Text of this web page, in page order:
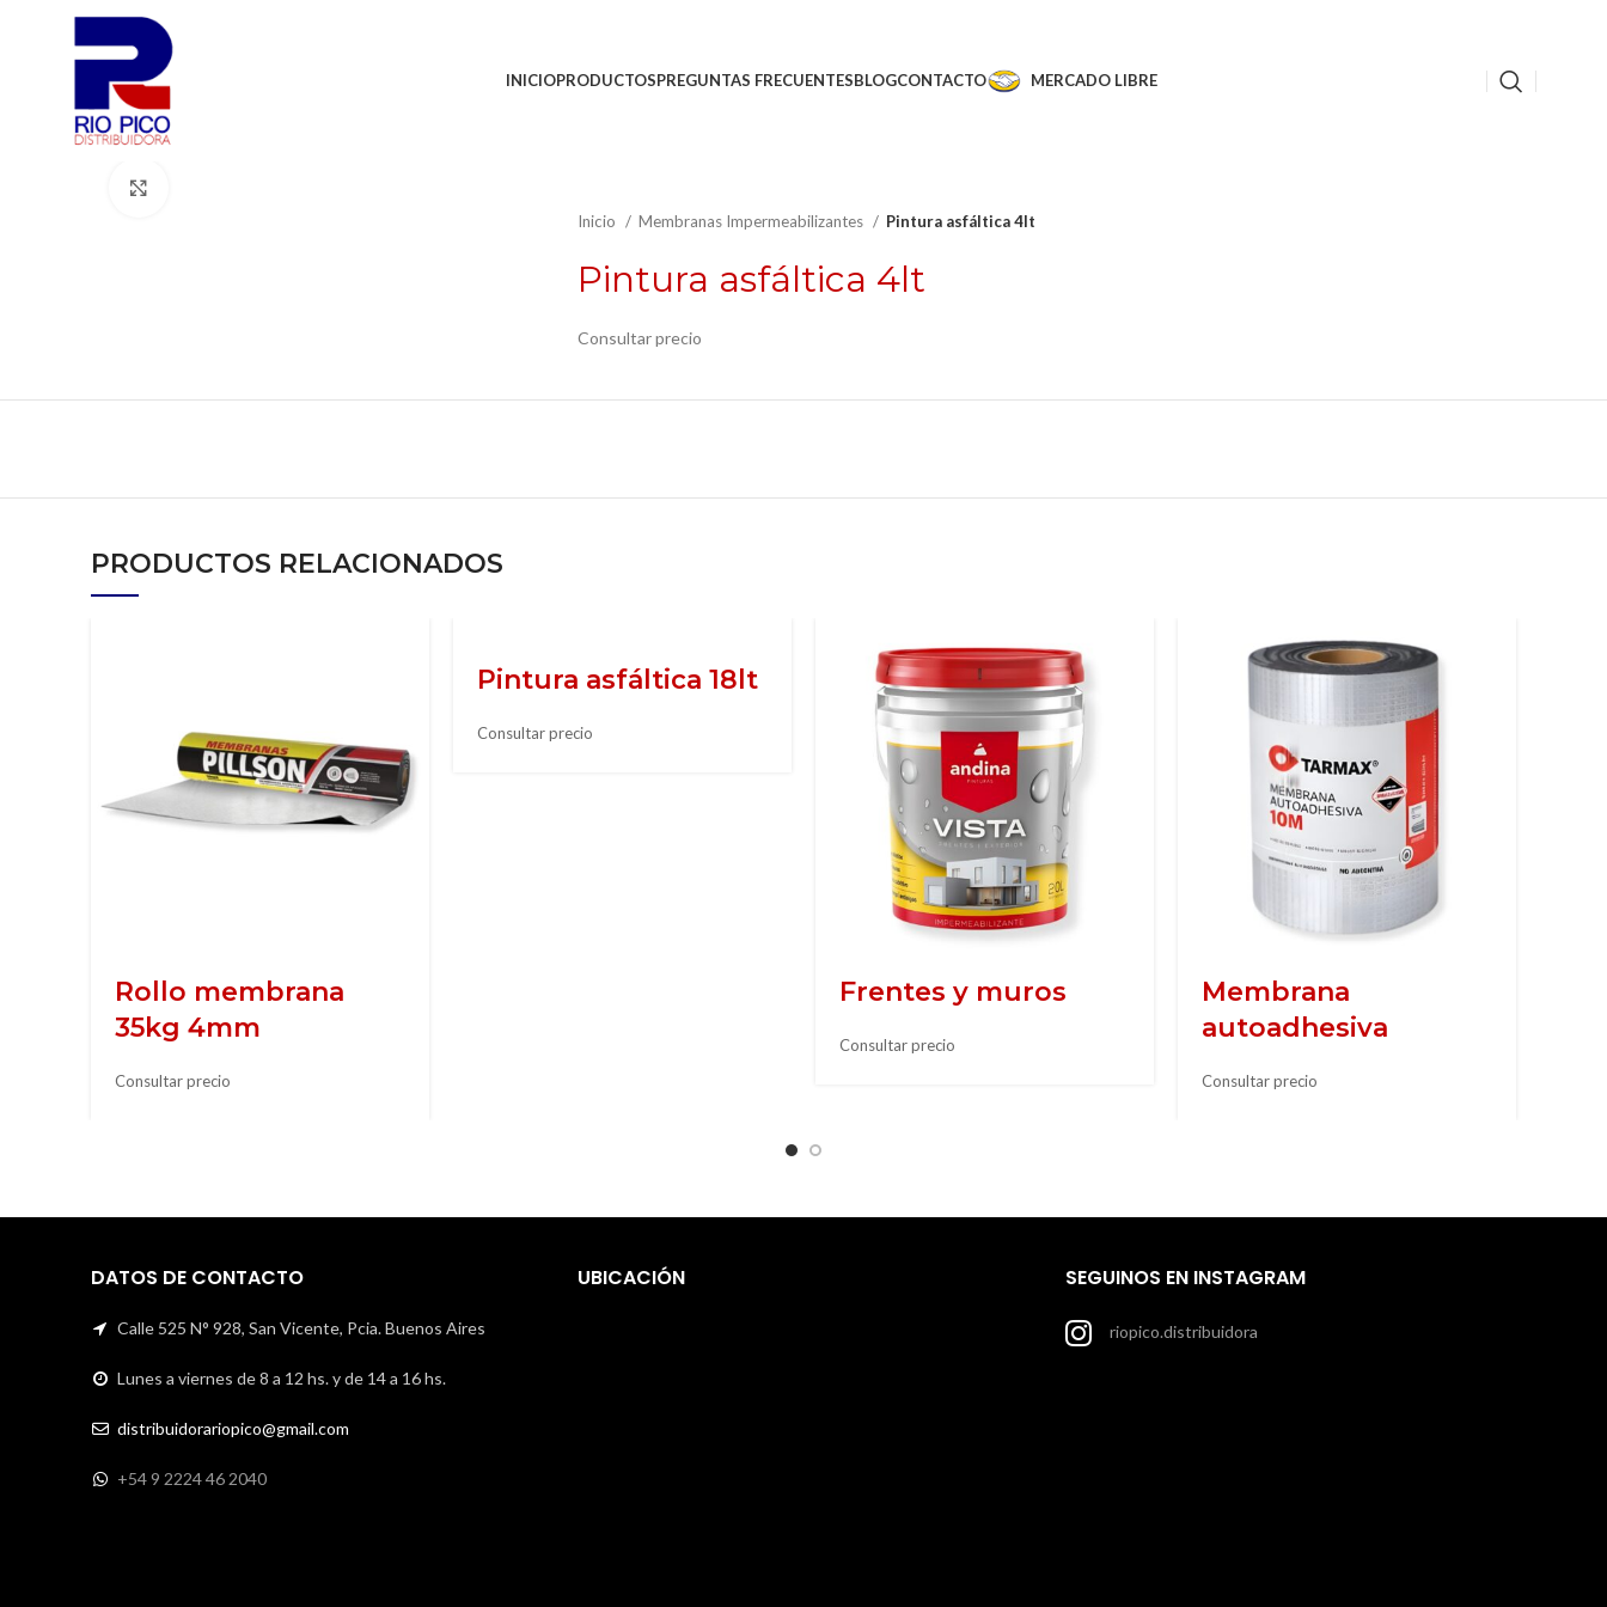
INICIOPRODUCTOSPREGUNTAS FRECUENTESBLOGCONTACTO MERCADO LIBRE
Inicio
Membranas Impermeabilizantes Pintura asfáltica 4lt
Pintura asfáltica 4lt
Consultar precio
PRODUCTOS RELACIONADOS
Rollo membrana
35kg 4mm
Consultar precio
Pintura asfáltica 18lt
Consultar precio
Frentes y muros
Consultar precio
Membrana
autoadhesiva
Consultar precio
DATOS DE CONTACTO
Calle 525 N° 928, San Vicente, Pcia. Buenos Aires
Lunes a viernes de 8 a 12 hs. y de 14 a 16 hs.
distribuidorariopico@gmail.com
+54 9 2224 46 2040
UBICACIÓN SEGUINOS EN INSTAGRAM
riopico.distribuidora